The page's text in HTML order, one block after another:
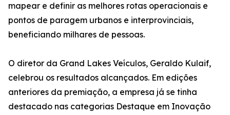
mapear e definir as melhores rotas operacionais e
pontos de paragem urbanos e interprovinciais,
beneficiando milhares de pessoas.
O diretor da Grand Lakes Veículos, Geraldo Kulaif,
celebrou os resultados alcançados. Em edições
anteriores da premiação, a empresa já se tinha
destacado nas categorias Destaque em Inovação